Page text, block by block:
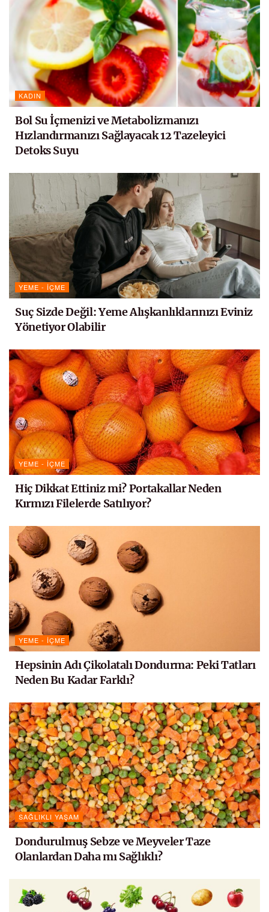
KADIN
Bol Su İçmenizi ve Metabolizmanızı
Hızlandırmanızı Sağlayacak 12 Tazeleyici
Detoks Suyu
YEME - İÇME
Suç Sizde Değil: Yeme Alışkanlıklarınızı Eviniz
Yönetiyor Olabilir
YEME - İÇME
Hiç Dikkat Ettiniz mi? Portakallar Neden
Kırmızı Filelerde Satılıyor?
YEME - İÇME
Hepsinin Adı Çikolatalı Dondurma: Peki Tatları
Neden Bu Kadar Farklı?
SAĞLIKLI YAŞAM
Dondurulmuş Sebze ve Meyveler Taze
Olanlardan Daha mı Sağlıklı?